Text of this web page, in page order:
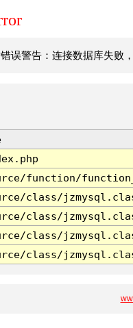
误警告：连接数据库失败
function/
class/
class/
class/
class/